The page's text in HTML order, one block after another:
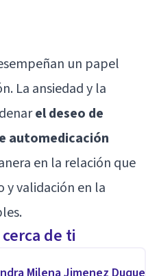
un papel
La ansiedad y la
el deseo de
automedicación
en la relación que
y validación en la
de ti